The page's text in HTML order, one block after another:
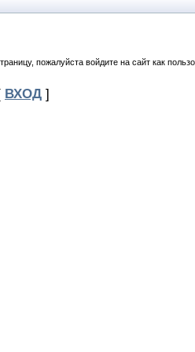
пожалуйста войдите на сайт как
ВХОД ]